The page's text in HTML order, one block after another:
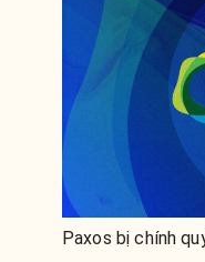
Paxos bị chính